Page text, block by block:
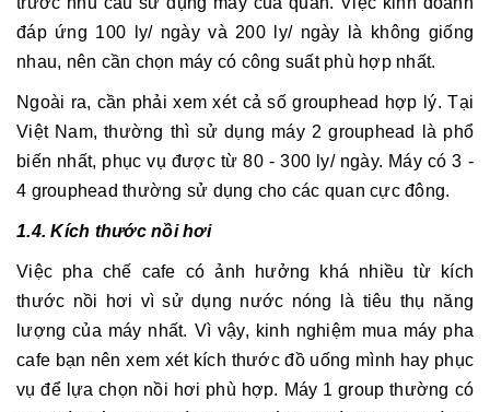
đáp ứng 100 ly/ ngày và 200 ly/ ngày là không giống
nhau, nên cần chọn máy có công suất phù hợp nhất.
Ngoài ra, cần phải xem xét cả số grouphead hợp lý. Tại
Việt Nam, thường thì sử dụng máy 2 grouphead là phổ
biến nhất, phục vụ được từ 80 - 300 ly/ ngày. Máy có 3 -
4 grouphead thường sử dụng cho các quan cực đông.
1.4. Kích thước nồi hơi
Việc pha chế cafe có ảnh hưởng khá nhiều từ kích
thước nồi hơi vì sử dụng nước nóng là tiêu thụ năng
lượng của máy nhất. Vì vậy, kinh nghiệm mua máy pha
cafe bạn nên xem xét kích thước đồ uống mình hay phục
vụ để lựa chọn nồi hơi phù hợp. Máy 1 group thường có